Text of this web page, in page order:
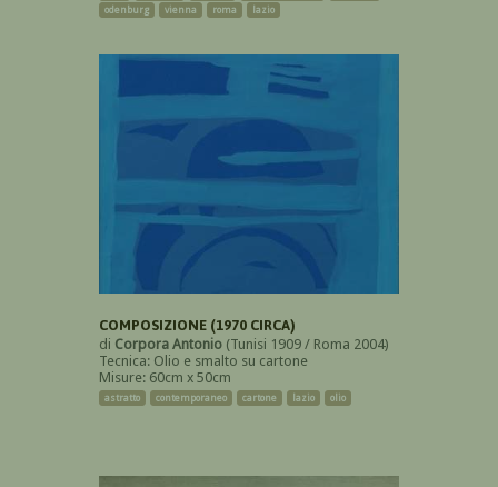
odenburg
vienna roma lazio
COMPOSIZIONE (1970 CIRCA)
di Corpora Antonio (Tunisi 1909 / Roma 2004)
Tecnica: Olio e smalto su cartone
Misure: 60cm x 50cm
astratto contemporaneo cartone lazio olio